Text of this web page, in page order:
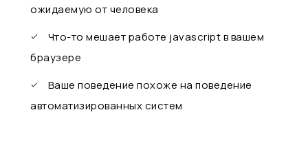
ожидаемую от человека
Что-то мешает работе javascript в вашем
браузере
Ваше поведение похоже на поведение
автоматизированных систем